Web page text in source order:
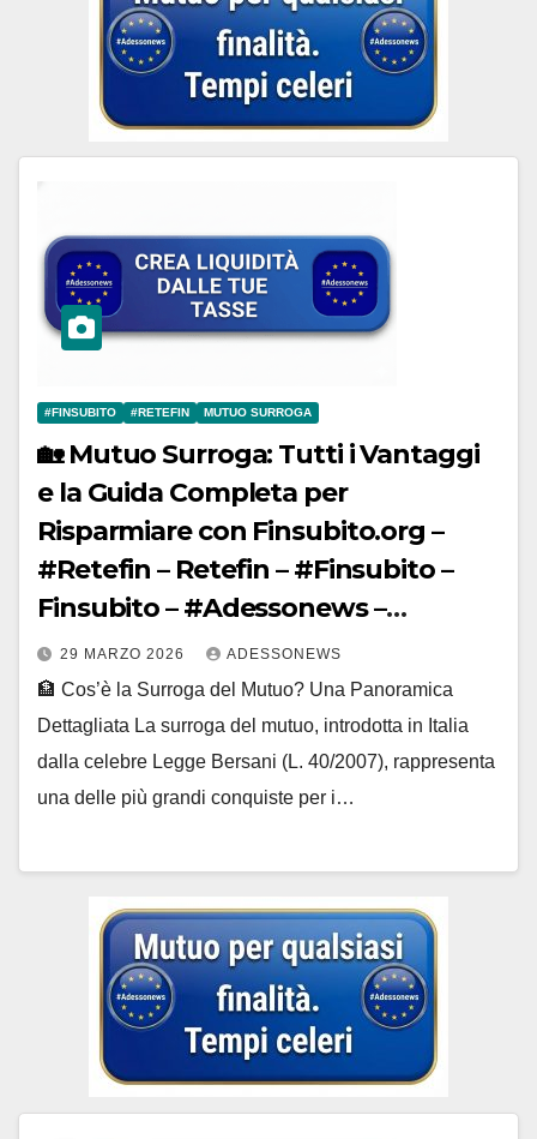
#FINSUBITO #RETEFIN MUTUO SURROGA
🏡 Mutuo Surroga: Tutti i Vantaggi
e la Guida Completa per
Risparmiare con Finsubito.org –
#Retefin – Retefin – #Finsubito –
Finsubito – #Adessonews –
#Adessonews – #Finsubito –
Adessonews – #Adessonews –
#Finsubito – Adessonews –
#Adessonews – #Finsubito –
Adessonews – #Adessonews –
29 MARZO 2026 ADESSONEWS
🏦 Cos’è la Surroga del Mutuo? Una Panoramica
Dettagliata La surroga del mutuo, introdotta in Italia
dalla celebre Legge Bersani (L. 40/2007), rappresenta
una delle più grandi conquiste per i…